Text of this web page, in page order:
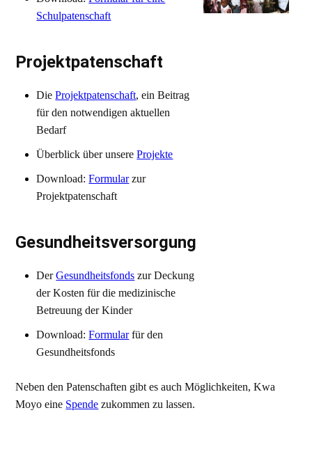
Schulpatenschaft
Projektpatenschaft
DieProjektpatenschaft, ein Beitrag
für den notwendigen aktuellen
Bedarf
Überblick über unsereProjekte
Download:Formularzur
Projektpatenschaft
Gesundheitsversorgung
DerGesundheitsfonds zur Deckung
der Kosten für die medizinische
Betreuung der Kinder
Download:Formularfür den
Gesundheitsfonds
Neben den Patenschaften gibt es auch Möglichkeiten, Kwa
Moyo eine Spende zukommen zu lassen.